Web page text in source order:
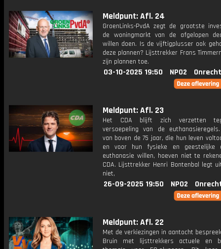
Meldpunt: Afl. 24
GroenLinks-PvdA zegt de grootste
de woningmarkt van de afgelopen
willen doen. Is de vijftigplusser ook
deze plannen? Lijsttrekker Frans
zijn plannen toe.
03-10-2025 19:50 NPO2
Meldpunt: Afl. 23
Het CDA blijft zich verzetten
versoepeling van de
van boven de 75 jaar, die hun leven
en voor hun fysieke en geestelijke
euthanasie willen, hoeven niet te
CDA. Lijsttrekker Henri Bontenbal legt
niet,
26-09-2025 19:50 NPO2
Meldpunt: Afl. 22
Met de verkiezingen in aantocht
Bruin met lijsttrekkers actuele en